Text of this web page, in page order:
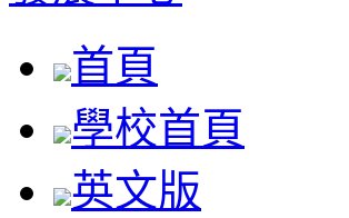
首頁
學校首頁
英文版